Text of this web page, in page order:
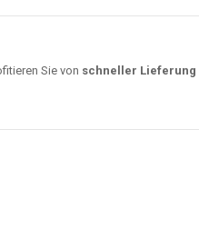
Sie von schneller Lieferung